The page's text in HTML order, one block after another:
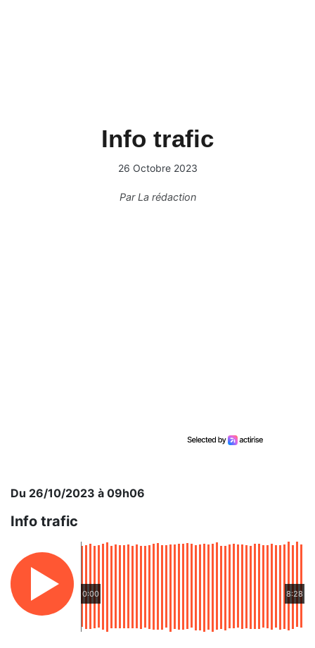
Info trafic
26 Octobre 2023
ParLa rédaction
Du 26/10/2023 à 09h06
Info trafic
0:00 8:28